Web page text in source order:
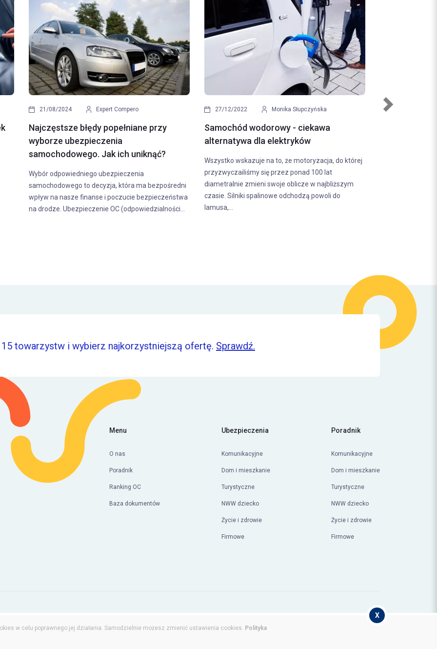
Anna Buczkowska
- kilka wskazówek
i jego zakup jest przełomowym
kierowcy. Będziemy
wiele lat, więc warto
którego będziemy...
16/12/2022 Zuzanna Jóźwiak
Naklejka rejestracyjna - czy nadal jest
potrzebna?
Naklejka rejestracyjna to element na szybie
czołowej, do którego przyzwyczailiśmy się przez
ponad 20 lat od kiedy zaczęły być obowiązkowe.
Jednak od września tego roku wiele się zmieniło w...
09/12/2022 Klaudia Malinowska
Holowanie motocykla - jak robić to
bezpiecznie?
Holowanie motocykla to dużo mniej popularny
temat w porównaniu do holowania
związku z tym nie każdy wie, jakie zasady
obowiązują w przypadku jednośladów. Warto...
Next
towarzystw i wybierz najkorzystniejszą ofertę. Sprawdź.
Menu
O nas
Poradnik
Ranking OC
Baza dokumentów
Ubezpieczenia
Komunikacyjne
Dom i mieszkanie
Turystyczne
NWW dziecko
Życie i zdrowie
Firmowe
Poradnik
Komunikacyjne
Dom i mieszkanie
Turystyczne
NWW dziecko
Życie i zdrowie
Firmowe
compero.pl
w celu poprawnego jej działania. Samodzielnie możesz zmienić ustawienia cookies. Polityka
X